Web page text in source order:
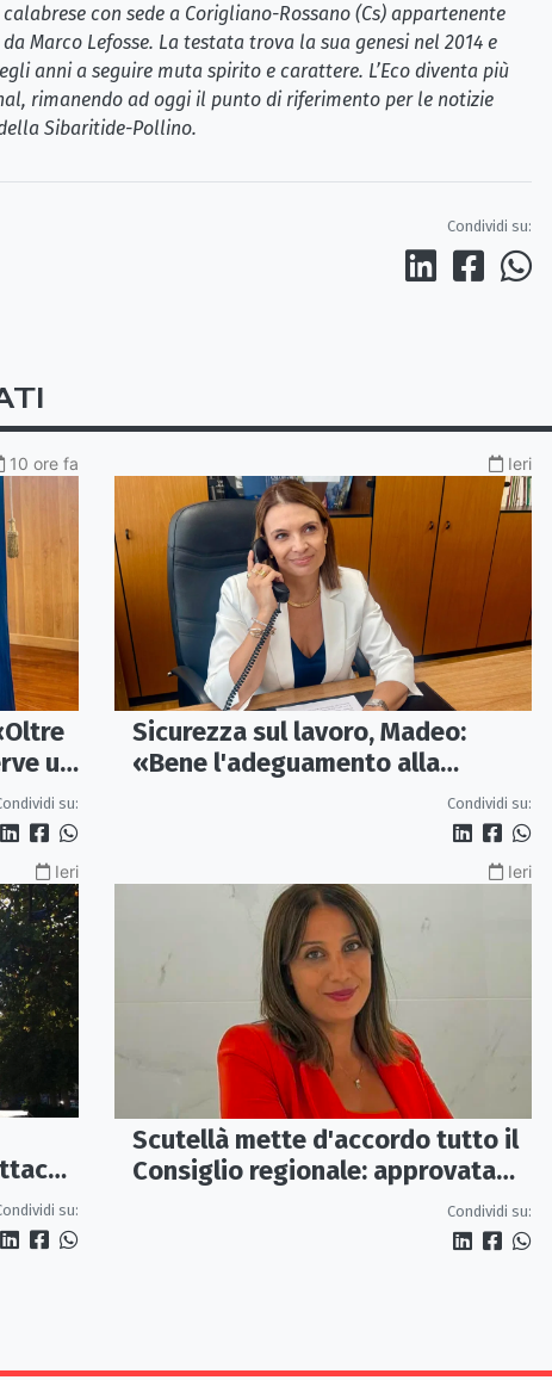
con sede a Corigliano-Rossano (Cs) appartenente
Marco Lefosse. La testata trova la sua genesi nel 2014 e
anni a seguire muta spirito e carattere. L’Eco diventa più
rimanendo ad oggi il punto di riferimento per le notizie
Sibaritide-Pollino.
Condividi su:
10 ore fa
un
su:
Ieri
Sicurezza sul lavoro, Madeo:
«Bene l'adeguamento alla
normativa nazionale, servono più
Condividi su:
Ieri
su:
Ieri
Scutellà mette d'accordo tutto il
Consiglio regionale: approvata
mozione per i treni Sibari-Paola
Condividi su: